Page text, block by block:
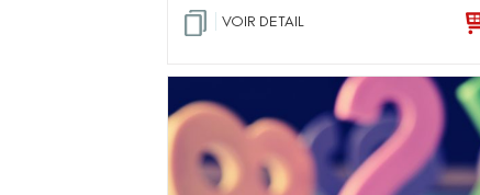
VOIR DETAIL